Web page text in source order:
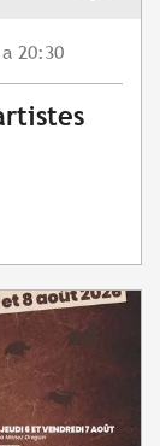
a 20:30